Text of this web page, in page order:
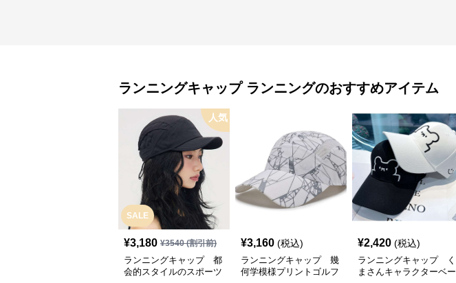
ランニングキャップ ランニングのおすすめアイテム
SALE
人気
¥3,180 ¥3540(割引前)
ランニングキャップ 都
会的スタイルのスポーツ
¥3,160 (税込)
ランニングキャップ 幾
何学模様プリントゴルフ
¥2,420 (税込)
ランニングキャップ く
まさんキャラクターベー